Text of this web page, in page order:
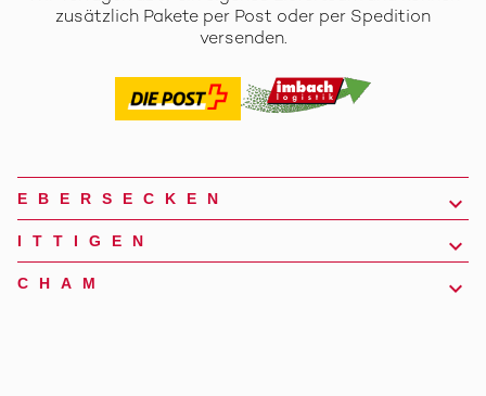
zusätzlich Pakete per Post oder per Spedition
versenden.
EBERSECKEN
ITTIGEN
CHAM